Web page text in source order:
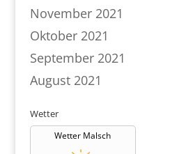
November 2021
Oktober 2021
September 2021
August 2021
Wetter
Wetter Malsch